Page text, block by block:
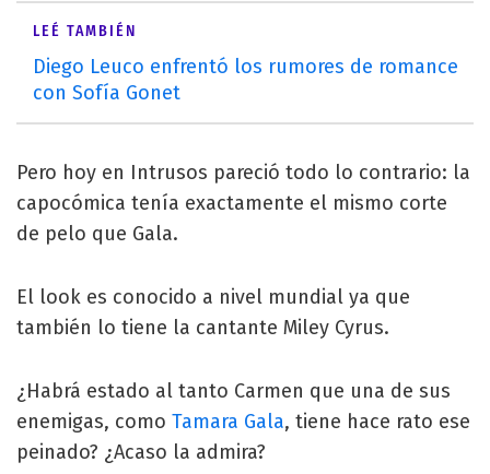
LEÉ TAMBIÉN
Diego Leuco enfrentó los rumores de romance
con Sofía Gonet
Pero hoy en Intrusos pareció todo lo contrario: la
capocómica tenía exactamente el mismo corte
de pelo que Gala.
El look es conocido a nivel mundial ya que
también lo tiene la cantante Miley Cyrus.
¿Habrá estado al tanto Carmen que una de sus
enemigas, como Tamara Gala, tiene hace rato ese
peinado? ¿Acaso la admira?